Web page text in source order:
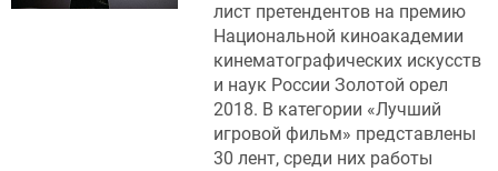
лист претендентов на премию
Национальной киноакадемии
кинематографических искусств
и наук России Золотой орел
2018. В категории «Лучший
игровой фильм» представлены
30 лент, среди них работы